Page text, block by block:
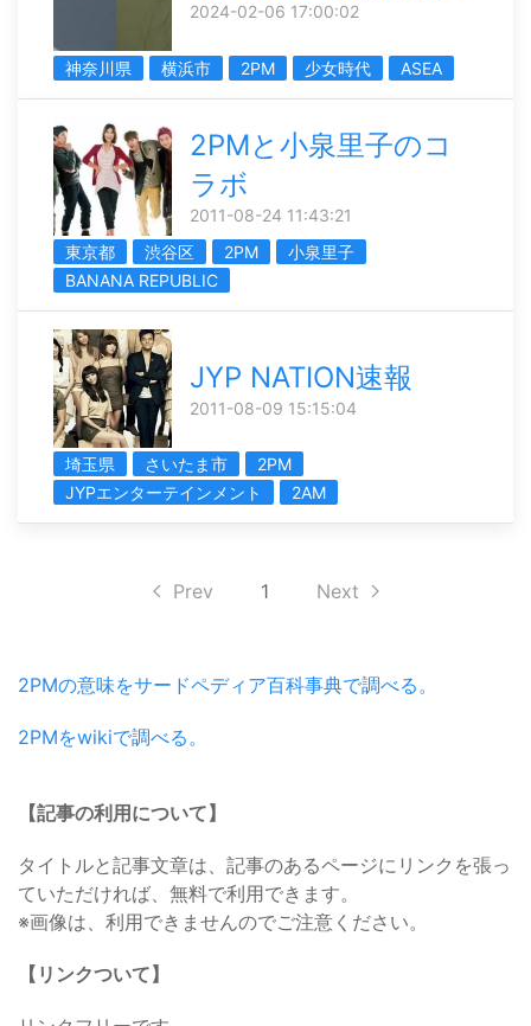
2024-02-06 17:00:02
神奈川県 横浜市 2PM 少女時代 ASEA
2PMと小泉里子のコ
ラボ
2011-08-24 11:43:21
東京都
渋谷区 2PM
小泉里子
BANANA REPUBLIC
JYP NATION速報
2011-08-09 15:15:04
埼玉県 さいたま市
2PM
JYPエンターテインメント
2AM
Prev 1 Next
2PMの意味をサードペディア百科事典で調べる。
2PMをwikiで調べる。
【記事の利用について】
タイトルと記事文章は、記事のあるページにリンクを張っ
ていただければ、無料で利用できます。
※画像は、利用できませんのでご注意ください。
【リンクついて】